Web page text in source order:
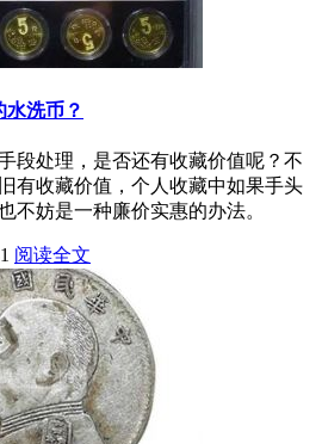
水洗币？
段处理，是否还有收藏价值呢？不
有收藏价值，个人收藏中如果手头
不妨是一种廉价实惠的办法。
阅读全文